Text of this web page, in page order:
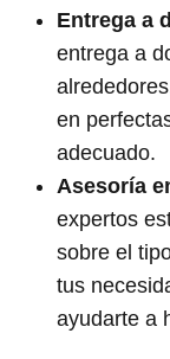
Entrega a
entrega a
en
adecuado.
Asesoría
expertos
sobre el
tus
ayudarte a